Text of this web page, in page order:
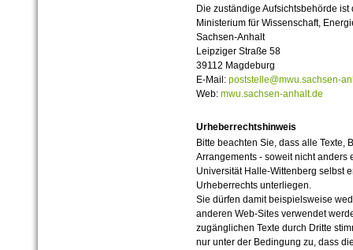
Die zuständige Aufsichtsbehörde ist
Ministerium für Wissenschaft,
Sachsen-Anhalt
Leipziger Straße 58
39112 Magdeburg
E-Mail: poststelle@mwu.sachsen-
Web: mwu.sachsen-anhalt.de
Urheberrechtshinweis
Bitte beachten Sie, dass alle Texte,
Arrangements - soweit nicht anders
Universität Halle-Wittenberg selbst
Urheberrechts unterliegen.
Sie dürfen damit beispielsweise
anderen Web-Sites verwendet
zugänglichen Texte durch Dritte
nur unter der Bedingung zu, dass